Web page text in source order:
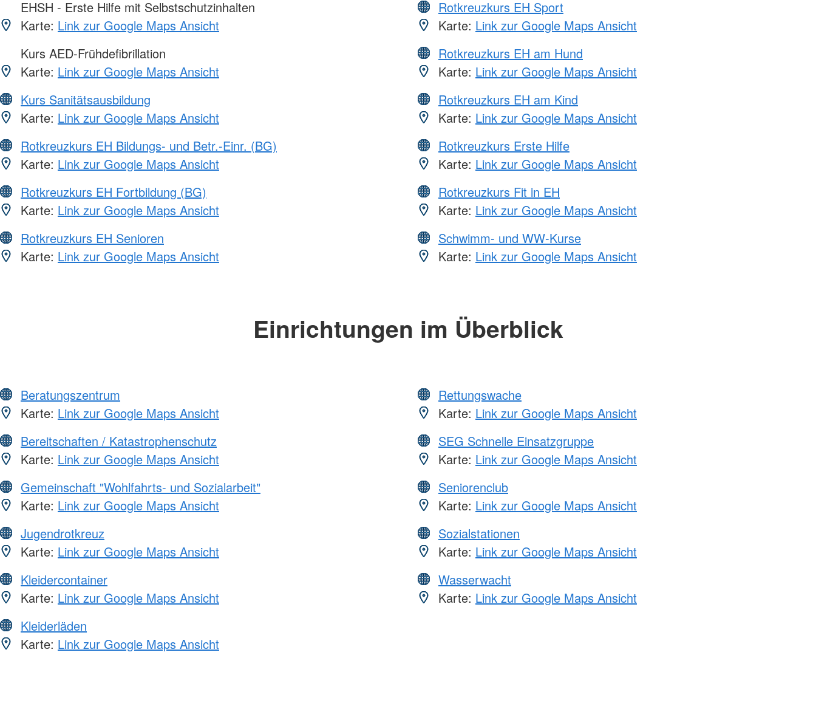
EHSH - Erste Hilfe mit Selbstschutzinhalten
Karte: Link zur Google Maps Ansicht
Kurs AED-Frühdefibrillation
Karte: Link zur Google Maps Ansicht
Kurs Sanitätsausbildung
Karte: Link zur Google Maps Ansicht
Rotkreuzkurs EH Bildungs- und Betr.-Einr. (BG)
Karte: Link zur Google Maps Ansicht
Rotkreuzkurs EH Fortbildung (BG)
Karte: Link zur Google Maps Ansicht
Rotkreuzkurs EH Senioren
Karte: Link zur Google Maps Ansicht
Rotkreuzkurs EH Sport
Karte: Link zur Google Maps Ansicht
Rotkreuzkurs EH am Hund
Karte: Link zur Google Maps Ansicht
Rotkreuzkurs EH am Kind
Karte: Link zur Google Maps Ansicht
Rotkreuzkurs Erste Hilfe
Karte: Link zur Google Maps Ansicht
Rotkreuzkurs Fit in EH
Karte: Link zur Google Maps Ansicht
Schwimm- und WW-Kurse
Karte: Link zur Google Maps Ansicht
Einrichtungen im Überblick
Beratungszentrum
Karte: Link zur Google Maps Ansicht
Bereitschaften / Katastrophenschutz
Karte: Link zur Google Maps Ansicht
Gemeinschaft "Wohlfahrts- und Sozialarbeit"
Karte: Link zur Google Maps Ansicht
Jugendrotkreuz
Karte: Link zur Google Maps Ansicht
Kleidercontainer
Karte: Link zur Google Maps Ansicht
Kleiderläden
Karte: Link zur Google Maps Ansicht
Rettungswache
Karte: Link zur Google Maps Ansicht
SEG Schnelle Einsatzgruppe
Karte: Link zur Google Maps Ansicht
Seniorenclub
Karte: Link zur Google Maps Ansicht
Sozialstationen
Karte: Link zur Google Maps Ansicht
Wasserwacht
Karte: Link zur Google Maps Ansicht